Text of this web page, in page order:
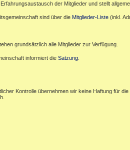
der Mitglieder und stellt
sind über die Mitglieder-Liste (inkl.
grundsätzlich alle Mitglieder zur Verfügung.
informiert die Satzung
Kontrolle übernehmen wir keine Haftung für